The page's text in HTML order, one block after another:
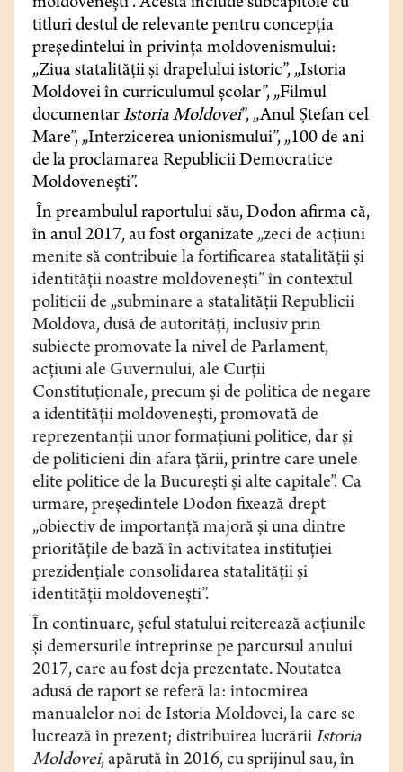
moldoveneşti”. Acesta include subcapitole cu
titluri destul de relevante pentru concepţia
preşedintelui în privinţa moldovenismului:
„Ziua statalităţii şi drapelului istoric”, „Istoria
Moldovei în curriculumul şcolar”, „Filmul
documentarIstoria Moldovei”, „Anul Ştefan cel
Mare”, „Interzicerea unionismului”, „100 de ani
de la proclamarea Republicii Democratice
Moldoveneşti”.
În preambulul raportului său, Dodon afirma că,
în anul 2017, au fost organizate „zeci de acţiuni
menite să contribuie la fortificarea statalităţii şi
identităţii noastre moldoveneşti” în contextul
politicii de „subminare a statalităţii Republicii
Moldova, dusă de autorităţi, inclusiv prin
subiecte promovate la nivel de Parlament,
acţiuni ale Guvernului, ale Curţii
Constituţionale, precum şi de politica de negare
a identităţii moldoveneşti, promovată de
reprezentanţii unor formaţiuni politice, dar şi
de politicieni din afara ţării, printre care unele
elite politice de la Bucureşti şi alte capitale”. Ca
urmare, președintele Dodon fixează drept
„obiectiv de importanţă majoră şi una dintre
priorităţile de bază în activitatea instituţiei
prezidenţiale consolidarea statalităţii şi
identităţii moldoveneşti”.
În continuare, şeful statului reiterează acţiunile
şi demersurile întreprinse pe parcursul anului
2017, care au fost deja prezentate. Noutatea
adusă de raport se referă la: întocmirea
manualelor noi de Istoria Moldovei, la care se
lucrează în prezent; distribuirea lucrăriiIstoria
Moldovei, apărută în 2016, cu sprijinul sau, în